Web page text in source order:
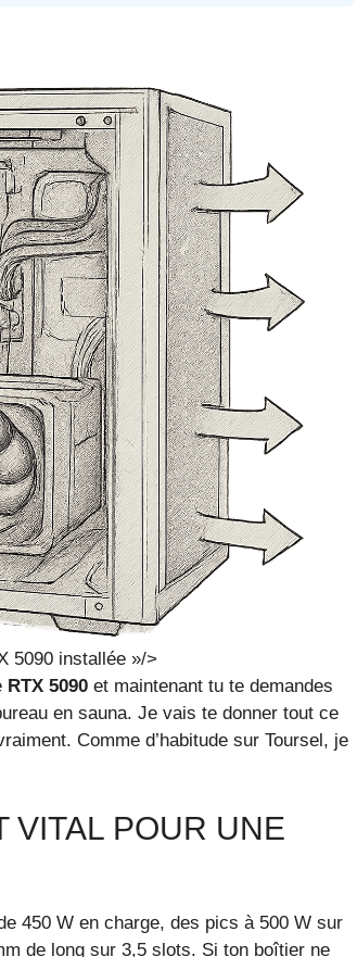
5090 installée »/>
RTX 5090 et maintenant tu te demandes
en sauna. Je vais te donner tout ce
Comme d’habitude sur Toursel, je
VITAL POUR UNE
450 W en charge, des pics à 500 W sur
de long sur 3,5 slots. Si ton boîtier ne